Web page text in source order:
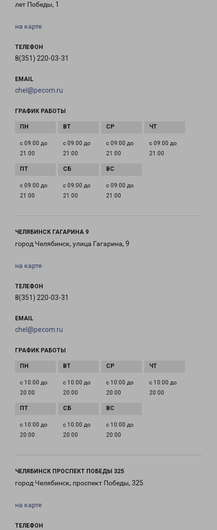
лет Победы, 1
на карте
ТЕЛЕФОН
8(351) 220-03-31
EMAIL
chel@pecom.ru
ГРАФИК РАБОТЫ
с 09:00 до
21:00
с 09:00 до
21:00
с 09:00 до
21:00
с 09:00 до
21:00
с 09:00 до
21:00
с 09:00 до
21:00
с 09:00 до
21:00
ЧЕЛЯБИНСК ГАГАРИНА 9
город Челябинск, улица Гагарина, 9
на карте
ТЕЛЕФОН
8(351) 220-03-31
EMAIL
chel@pecom.ru
ГРАФИК РАБОТЫ
с 10:00 до
20:00
с 10:00 до
20:00
с 10:00 до
20:00
с 10:00 до
20:00
с 10:00 до
20:00
с 10:00 до
20:00
с 10:00 до
20:00
ЧЕЛЯБИНСК ПРОСПЕКТ ПОБЕДЫ 325
город Челябинск, проспект Победы, 325
на карте
ТЕЛЕФОН